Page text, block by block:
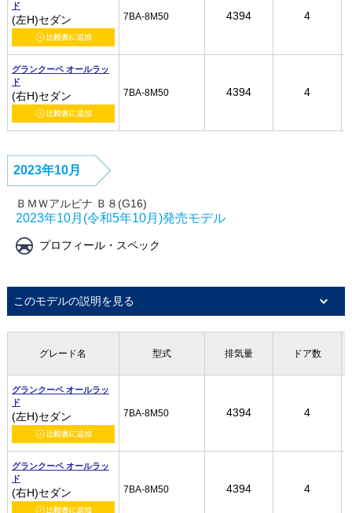
ド
(左H)セダン 7BA-8M50 4394 4
グランクーペ オールラッ
ド
(右H)セダン 7BA-8M50 4394 4
ド
(左H)セダン 7BA-8M50 4394 4
グランクーペ オールラッ
ド
(右H)セダン 7BA-8M50 4394 4
ド
(左H)セダン 7BA-8M50 4394 4
グランクーペ オールラッ
ド
(右H)セダン 7BA-8M50 4394 4
ド
(左H)セダン 7BA-8M50 4394 4
グランクーペ オールラッ
ド
(右H)セダン 7BA-8M50 4394 4
2023年10月
ＢＭＷアルピナ Ｂ８(G16)
2023年10月(令和5年10月)発売モデル
プロフィール・スペック
このモデルの説明を見る
グレード名 型式 排気量 ドア数
グランクーペ オールラッ
ド
(左H)セダン 7BA-8M50 4394 4
グランクーペ オールラッ
ド
(右H)セダン 7BA-8M50 4394 4
グレード名 型式 排気量 ドア数
グランクーペ オールラッ
ド
(左H)セダン 7BA-8M50 4394 4
グランクーペ オールラッ
ド
(右H)セダン 7BA-8M50 4394 4
グレード名 型式 排気量 ドア数
グランクーペ オールラッ
ド
(左H)セダン 7BA-8M50 4394 4
グランクーペ オールラッ
ド
(右H)セダン 7BA-8M50 4394 4
グレード名 型式 排気量 ドア数
グランクーペ オールラッ
ド
(左H)セダン 7BA-8M50 4394 4
グランクーペ オールラッ
ド
(右H)セダン 7BA-8M50 4394 4